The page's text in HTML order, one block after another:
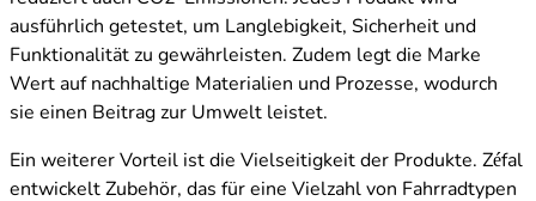
ausführlich getestet, um Langlebigkeit, Sicherheit und
Funktionalität zu gewährleisten. Zudem legt die Marke
Wert auf nachhaltige Materialien und Prozesse, wodurch
sie einen Beitrag zur Umwelt leistet.
Ein weiterer Vorteil ist die Vielseitigkeit der Produkte. Zéfal
entwickelt Zubehör, das für eine Vielzahl von Fahrradtypen